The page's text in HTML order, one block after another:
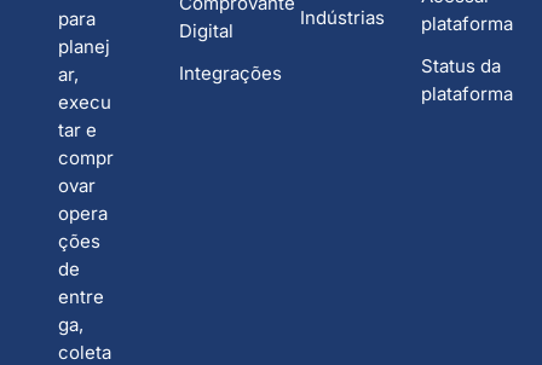
para
planej
ar,
execu
tar e
compr
ovar
opera
ções
de
entre
ga,
coleta
Digital
Integrações
Indústrias
plataforma
Status da
plataforma